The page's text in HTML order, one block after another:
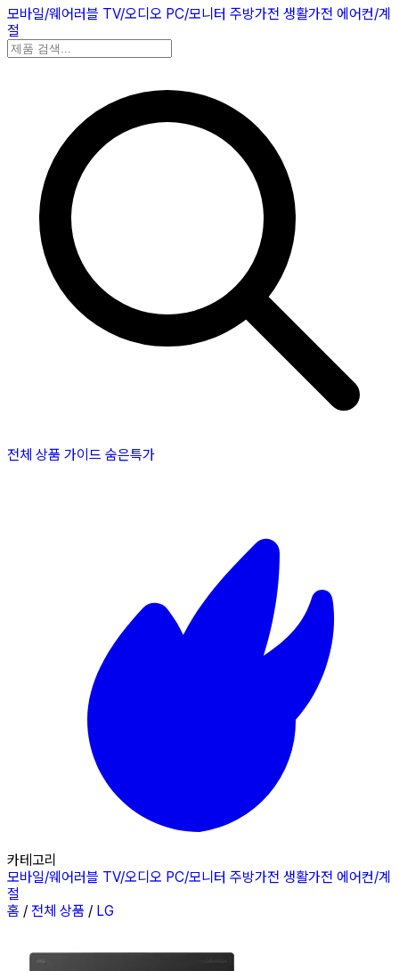
모바일/웨어러블 TV/오디오 PC/모니터 주방가전 생활가전 에어컨/계
절
전체 상품 가이드 숨은특가
카테고리
모바일/웨어러블 TV/오디오 PC/모니터 주방가전 생활가전 에어컨/계
절
홈 / 전체 상품 / LG